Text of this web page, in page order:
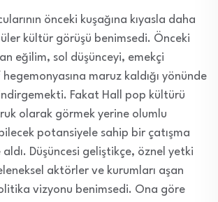
önceki kuşağına kıyasla daha
kültür görüşü benimsedi. Önceki
eğilim, sol düşünceyi, emekçi
hegemonyasına maruz kaldığı yönünde
Fakat Hall pop kültürü
olarak görmek yerine olumlu
potansiyele sahip bir çatışma
aldı. Düşüncesi geliştikçe, öznel yetki
aktörler ve kurumları aşan
vizyonu benimsedi. Ona göre